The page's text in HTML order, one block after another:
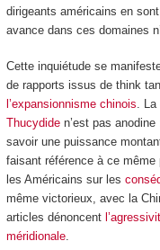
dirigeants américains en
avance dans ces domaines
Cette inquiétude se
de rapports issus de think
l’expansionnisme chinois. La
Thucydiden’est pas anodine
savoir une puissance
faisant référence à ce même
les Américains sur les
même victorieux, avec la
articles dénoncent
méridionale.